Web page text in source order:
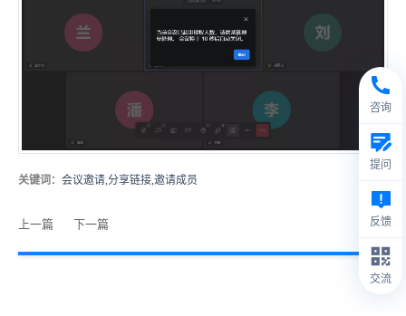
关键词 ：会议邀请,分享链接,邀请成员
上一篇 下一篇
咨询
提问
反馈
交流